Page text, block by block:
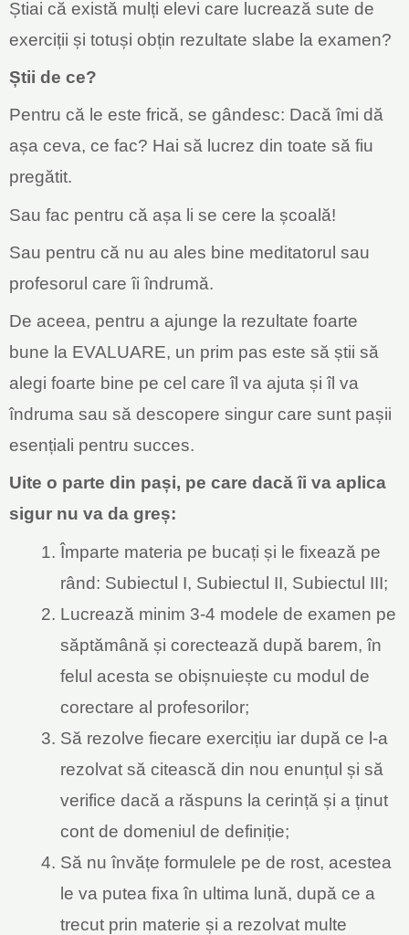
Știai că există mulți elevi care lucrează sute de
exerciții și totuși obțin rezultate slabe la examen?
Știi de ce?
Pentru că le este frică, se gândesc: Dacă îmi dă
așa ceva, ce fac? Hai să lucrez din toate să fiu
pregătit.
Sau fac pentru că așa li se cere la școală!
Sau pentru că nu au ales bine meditatorul sau
profesorul care îi îndrumă.
De aceea, pentru a ajunge la rezultate foarte
bune la EVALUARE, un prim pas este să știi să
alegi foarte bine pe cel care îl va ajuta și îl va
îndruma sau să descopere singur care sunt pașii
esențiali pentru succes.
Uite o parte din pași, pe care dacă îi va aplica
sigur nu va da greș:
Împarte materia pe bucați și le fixează pe
rând: Subiectul I, Subiectul II, Subiectul III;
Lucrează minim 3-4 modele de examen pe
săptămână și corectează după barem, în
felul acesta se obișnuiește cu modul de
corectare al profesorilor;
Să rezolve fiecare exercițiu iar după ce l-a
rezolvat să citească din nou enunțul și să
verifice dacă a răspuns la cerință și a ținut
cont de domeniul de definiție;
Să nu învățe formulele pe de rost, acestea
le va putea fixa în ultima lună, după ce a
trecut prin materie și a rezolvat multe